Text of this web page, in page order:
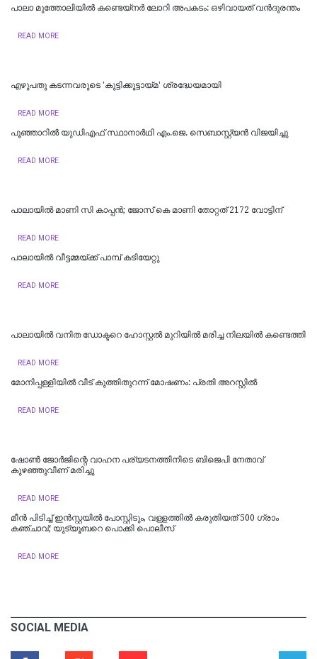
പാലാ മുത്തോലിയിൽ കണ്ടെയ്‌നർ ലോറി അപകടം: ഒഴിവായത് വന്‍ദുരന്തം
READ MORE
എഴുപതു കടന്നവരുടെ 'കുട്ടിക്കൂട്ടായ്മ' ശ്രദ്ധേയമായി
READ MORE
പൂഞ്ഞാറിൽ യുഡിഎഫ് സ്ഥാനാർഥി എം.ജെ. സെബാസ്റ്റ്യൻ വിജയിച്ചു
READ MORE
പാലായിൽ മാണി സി കാപ്പൻ; ജോസ് കെ മാണി തോറ്റത് 2172 വോട്ടിന്
READ MORE
പാലായിൽ വീട്ടമ്മയ്ക്ക് പാമ്പ് കടിയേറ്റു
READ MORE
പാലായിൽ വനിത ഡോക്ടറെ ഹോസ്റ്റൽ മുറിയിൽ മരിച്ച നിലയിൽ കണ്ടെത്തി
READ MORE
മോനിപ്പള്ളിയിൽ വീട് കുത്തിതുറന്ന് മോഷണം: പ്രതി അറസ്റ്റിൽ
READ MORE
ഷോണ്‍ ജോര്‍ജിന്റെ വാഹന പര്യടനത്തിനിടെ ബിജെപി നേതാവ്
കുഴഞ്ഞുവീണ് മരിച്ചു
READ MORE
മീന്‍ പിടിച്ച് ഇന്‍സ്റ്റയില്‍ പോസ്റ്റിടും, വള്ളത്തില്‍ കരുതിയത് 500 ഗ്രാം
കഞ്ചാവ്; യുട്യൂബറെ പൊക്കി പൊലീസ്
READ MORE
SOCIAL MEDIA